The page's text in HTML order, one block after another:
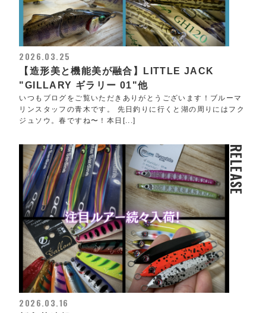
2026.03.25
【造形美と機能美が融合】LITTLE JACK
"GILLARY ギラリー 01"他
いつもブログをご覧いただきありがとうございます！ブルーマ
リンスタッフの青木です。 先日釣りに行くと湖の周りにはフク
ジュソウ。春ですね〜！本日[...]
RELEASE
2026.03.16